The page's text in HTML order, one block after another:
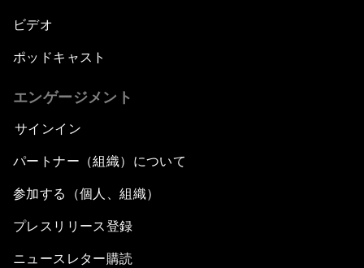
ビデオ
ポッドキャスト
エンゲージメント
サインイン
パートナー（組織）について
参加する（個人、組織）
プレスリリース登録
ニュースレター購読